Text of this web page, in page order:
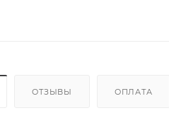
ОТЗЫВЫ ОПЛАТА